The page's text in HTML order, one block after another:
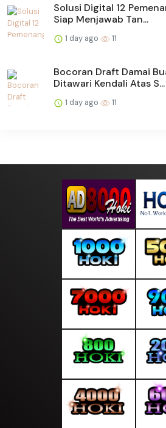
Solusi Digital 12
Siap Menjawab Tan...
1 day ago 11
Bocoran Draft Damai
Ditawari Kendali Atas S...
1 day ago 11